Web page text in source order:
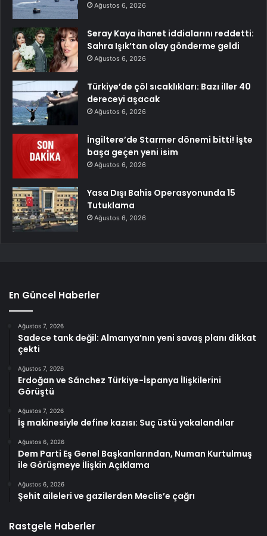
Ağustos 6, 2026
Seray Kaya ihanet iddialarını reddetti:
Sahra Işık’tan olay gönderme geldi
Ağustos 6, 2026
Türkiye’de çöl sıcaklıkları: Bazı iller 40
dereceyi aşacak
Ağustos 6, 2026
İngiltere’de Starmer dönemi bitti! İşte
başa geçen yeni isim
Ağustos 6, 2026
Yasa Dışı Bahis Operasyonunda 15
Tutuklama
Ağustos 6, 2026
En Güncel Haberler
Ağustos 7, 2026
Sadece tank değil: Almanya’nın yeni savaş planı dikkat
çekti
Ağustos 7, 2026
Erdoğan ve Sánchez Türkiye-İspanya İlişkilerini
Görüştü
Ağustos 7, 2026
İş makinesiyle define kazısı: Suç üstü yakalandılar
Ağustos 6, 2026
Dem Parti Eş Genel Başkanlarından, Numan Kurtulmuş
ile Görüşmeye İlişkin Açıklama
Ağustos 6, 2026
Şehit aileleri ve gazilerden Meclis’e çağrı
Rastgele Haberler